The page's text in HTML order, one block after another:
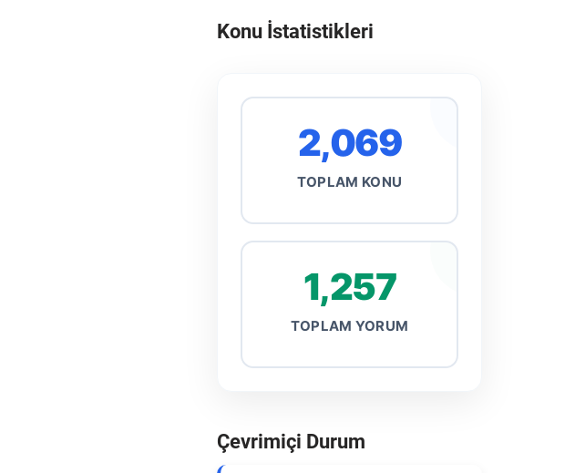
Konu İstatistikleri
2,069
TOPLAM KONU
1,257
TOPLAM YORUM
Çevrimiçi Durum